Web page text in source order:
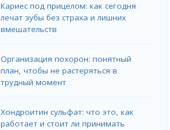
Кариес под прицелом: как сегодня
лечат зубы без страха и лишних
вмешательств
Организация похорон: понятный
план, чтобы не растеряться в
трудный момент
Хондроитин сульфат: что это, как
работает и стоит ли принимать